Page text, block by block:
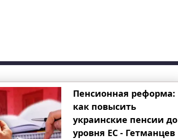
Пенсионная реформа:
как повысить
украинские пенсии до
уровня ЕС - Гетманцев